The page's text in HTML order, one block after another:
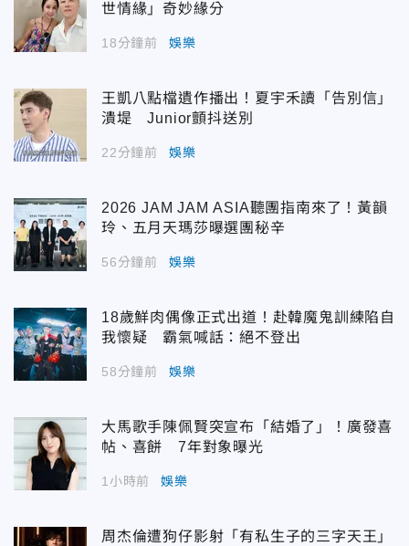
世情緣」奇妙緣分
18分鐘前 娛樂
王凱八點檔遺作播出！夏宇禾讀「告別信」
潰堤 Junior顫抖送別
22分鐘前 娛樂
2026 JAM JAM ASIA聽團指南來了！黃韻
玲、五月天瑪莎曝選團秘辛
56分鐘前 娛樂
18歲鮮肉偶像正式出道！赴韓魔鬼訓練陷自
我懷疑 霸氣喊話：絕不登出
58分鐘前 娛樂
大馬歌手陳佩賢突宣布「結婚了」！廣發喜
帖、喜餅 7年對象曝光
1小時前 娛樂
周杰倫遭狗仔影射「有私生子的三字天王」